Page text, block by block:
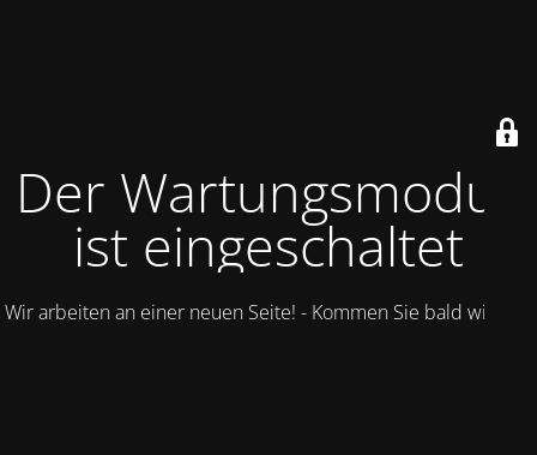
Der Wartungsmodus
ist eingeschaltet
Wir arbeiten an einer neuen Seite! - Kommen Sie bald wieder.